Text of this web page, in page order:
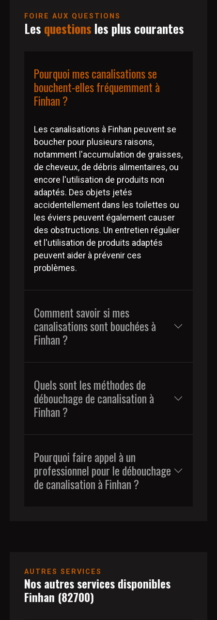
FOIRE AUX QUESTIONS
Les questions les plus courantes
Pourquoi mes canalisations se
bouchent-elles fréquemment à
Finhan ?
Les canalisations à Finhan peuvent se
boucher pour plusieurs raisons,
notamment l'accumulation de graisses,
de cheveux, de débris alimentaires, ou
encore l'utilisation de produits non
adaptés. Des objets jetés
accidentellement dans les toilettes ou
les éviers peuvent également causer
des obstructions. Un entretien régulier
et l'utilisation de produits adaptés
peuvent aider à prévenir ces
problèmes.
Comment savoir si mes
canalisations sont bouchées à
Finhan ?
Quels sont les méthodes de
débouchage de canalisation à
Finhan ?
Pourquoi faire appel à un
professionnel pour le débouchage
de canalisation à Finhan ?
AUTRES SERVICES
Nos autres services disponibles
Finhan (82700)